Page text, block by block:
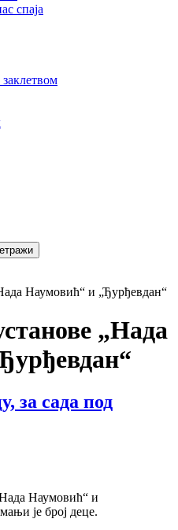
спаја
Наумовић“ и „Ђурђевдан“
„Нада
за сада под
Наумовић“ и
је број деце.